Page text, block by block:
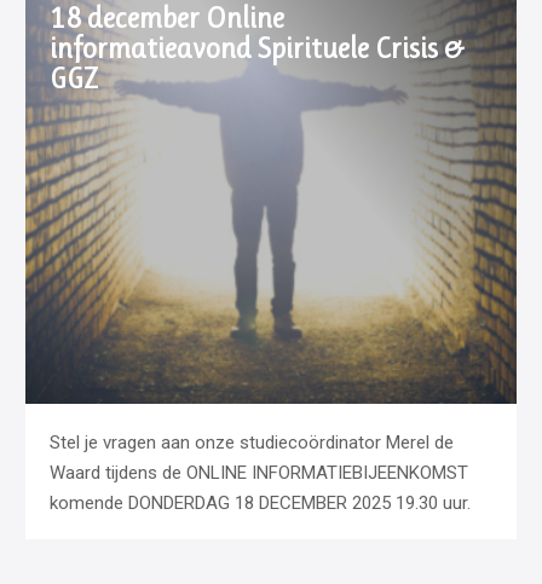
18 december Online
informatieavond Spirituele Crisis &
GGZ
Stel je vragen aan onze studiecoördinator Merel de
Waard tijdens de ONLINE INFORMATIEBIJEENKOMST
komende DONDERDAG 18 DECEMBER 2025 19.30 uur.